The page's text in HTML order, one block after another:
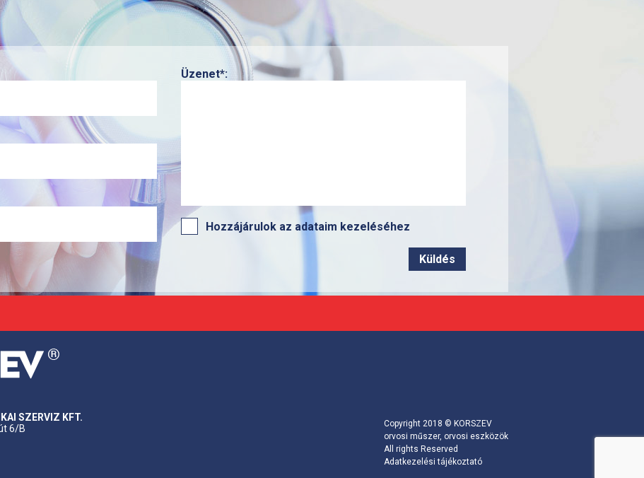
Üzenet*:
Hozzájárulok az adataim kezeléséhez
SZERVIZ KFT.
6/B
Copyright 2018 © KORSZEV
orvosi műszer, orvosi eszközök
All rights Reserved
Adatkezelési tájékoztató